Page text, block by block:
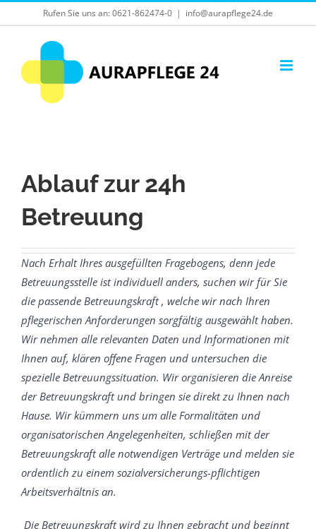
to
Rufen Sie uns an:0621-862474-0 | info@aurapflege24.de
Ablauf zur 24h
Betreuung
Nach Erhalt Ihres ausgefüllten Fragebogens, denn jede
Betreuungsstelle ist individuell anders, suchen wir für Sie
die passende Betreuungskraft , welche wir nach Ihren
pflegerischen Anforderungen sorgfältig ausgewählt haben.
Wir nehmen alle relevanten Daten und Informationen mit
Ihnen auf, klären offene Fragen und untersuchen die
spezielle Betreuungssituation. Wir organisieren die Anreise
der Betreuungskraft und bringen sie direkt zu Ihnen nach
Hause. Wir kümmern uns um alle Formalitäten und
organisatorischen Angelegenheiten, schließen mit der
Betreuungskraft alle notwendigen Verträge und melden sie
ordentlich zu einem sozialversicherungs-pflichtigen
Arbeitsverhältnis an.
Die Betreuungskraft wird zu Ihnen gebracht und beginnt